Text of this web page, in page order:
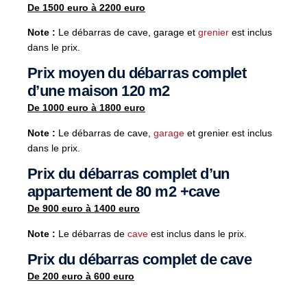
De 1500 euro à 2200 euro
Note : Le débarras de cave, garage et grenier est inclus
dans le prix.
Prix moyen du débarras complet
d’une maison 120 m2
De 1000 euro à 1800 euro
Note : Le débarras de cave, garage et grenier est inclus
dans le prix.
Prix du débarras complet d’un
appartement de 80 m2 +cave
De 900 euro à 1400 euro
Note : Le débarras de cave est inclus dans le prix.
Prix du débarras complet de cave
De 200 euro à 600 euro